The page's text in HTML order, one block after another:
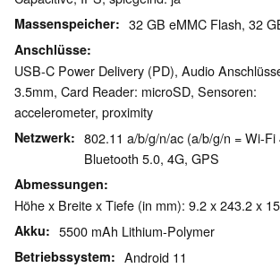
Massenspeicher 32 GB eMMC Flash, 32
Anschlüsse
USB-C Power Delivery (PD), Audio
3.5mm, Card Reader: microSD, Sensoren:
accelerometer, proximity
Netzwerk
802.11 a/b/g/n/ac (a/b/g/n = Wi-
Bluetooth 5.0, 4G, GPS
Abmessungen
Höhe x Breite x Tiefe (in mm): 9.2 x 243.2 x
Akku 5500 mAh Lithium-Polymer
Betriebssystem Android 11